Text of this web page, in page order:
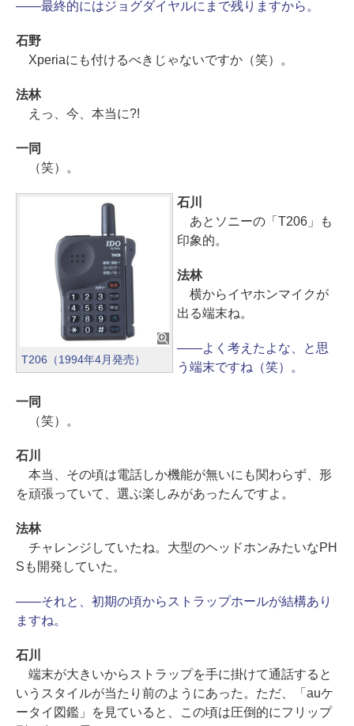
――最終的にはジョグダイヤルにまで残りますから。
石野
Xperiaにも付けるべきじゃないですか（笑）。
法林
えっ、今、本当に?!
一同
（笑）。
T206（1994年4月発売）
石川
あとソニーの「T206」も
印象的。
法林
横からイヤホンマイクが
出る端末ね。
――よく考えたよな、と思
う端末ですね（笑）。
一同
（笑）。
石川
本当、その頃は電話しか機能が無いにも関わらず、形
を頑張っていて、選ぶ楽しみがあったんですよ。
法林
チャレンジしていたね。大型のヘッドホンみたいなPH
Sも開発していた。
――それと、初期の頃からストラップホールが結構あり
ますね。
石川
端末が大きいからストラップを手に掛けて通話すると
いうスタイルが当たり前のようにあった。ただ、「auケ
ータイ図鑑」を見ていると、この頃は圧倒的にフリップ